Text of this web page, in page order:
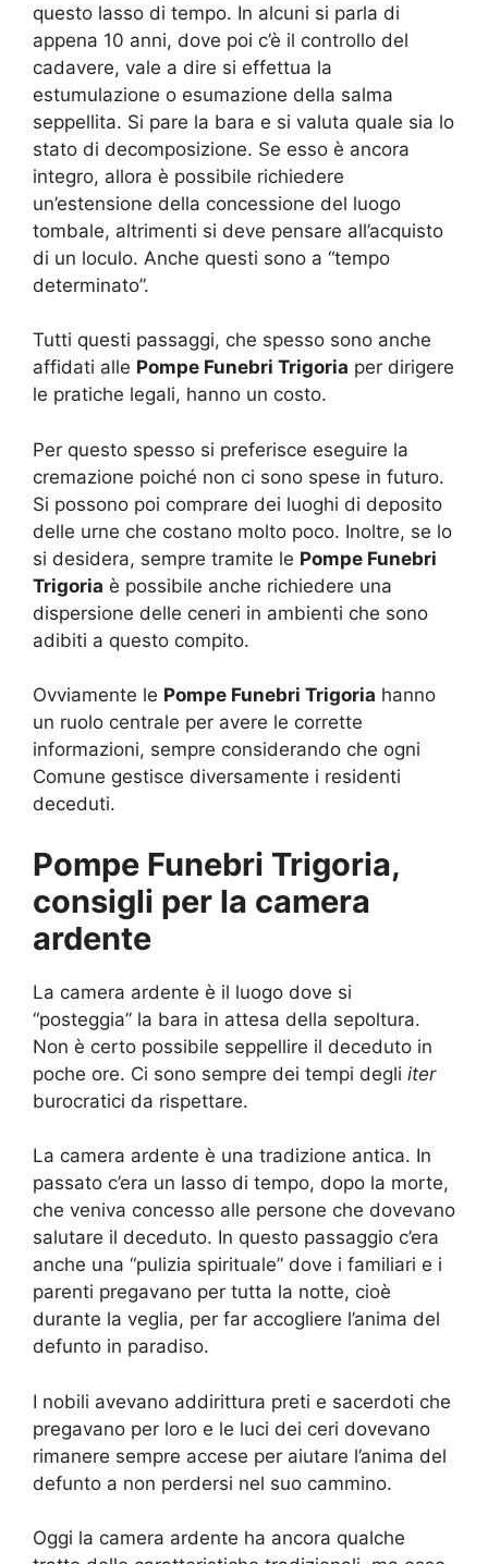
questo lasso di tempo. In alcuni si parla di
appena 10 anni, dove poi c’è il controllo del
cadavere, vale a dire si effettua la
estumulazione o esumazione della salma
seppellita. Si pare la bara e si valuta quale sia lo
stato di decomposizione. Se esso è ancora
integro, allora è possibile richiedere
un’estensione della concessione del luogo
tombale, altrimenti si deve pensare all’acquisto
di un loculo. Anche questi sono a “tempo
determinato”.
Tutti questi passaggi, che spesso sono anche
affidati alle Pompe Funebri Trigoria per dirigere
le pratiche legali, hanno un costo.
Per questo spesso si preferisce eseguire la
cremazione poiché non ci sono spese in futuro.
Si possono poi comprare dei luoghi di deposito
delle urne che costano molto poco. Inoltre, se lo
si desidera, sempre tramite le Pompe Funebri
Trigoria è possibile anche richiedere una
dispersione delle ceneri in ambienti che sono
adibiti a questo compito.
Ovviamente le Pompe Funebri Trigoria hanno
un ruolo centrale per avere le corrette
informazioni, sempre considerando che ogni
Comune gestisce diversamente i residenti
deceduti.
Pompe Funebri Trigoria,
consigli per la camera
ardente
La camera ardente è il luogo dove si
“posteggia” la bara in attesa della sepoltura.
Non è certo possibile seppellire il deceduto in
poche ore. Ci sono sempre dei tempi degli iter
burocratici da rispettare.
La camera ardente è una tradizione antica. In
passato c’era un lasso di tempo, dopo la morte,
che veniva concesso alle persone che dovevano
salutare il deceduto. In questo passaggio c’era
anche una “pulizia spirituale” dove i familiari e i
parenti pregavano per tutta la notte, cioè
durante la veglia, per far accogliere l’anima del
defunto in paradiso.
I nobili avevano addirittura preti e sacerdoti che
pregavano per loro e le luci dei ceri dovevano
rimanere sempre accese per aiutare l’anima del
defunto a non perdersi nel suo cammino.
Oggi la camera ardente ha ancora qualche